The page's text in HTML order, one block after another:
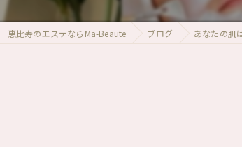
恵比寿のエステならMa-Beaute ブログ あなたの肌